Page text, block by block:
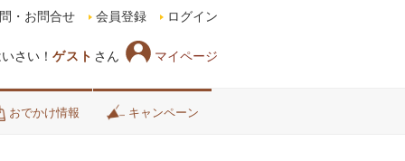
さい！ ゲスト さん マイページ
・お問合せ 会員登録 ログイン
おでかけ情報 キャンペーン